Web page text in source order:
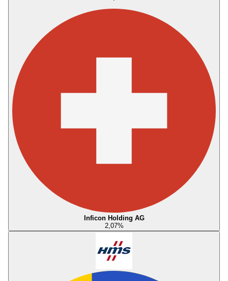
Inficon Holding AG
2,07%